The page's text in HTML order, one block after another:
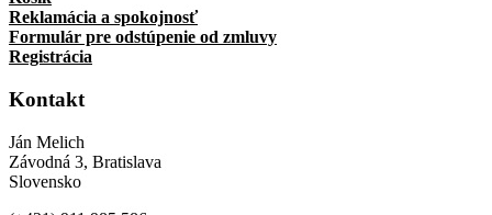
Reklamácia a spokojnosť
Formulár pre odstúpenie od zmluvy
Registrácia
Kontakt
Ján Melich
Závodná 3, Bratislava
Slovensko